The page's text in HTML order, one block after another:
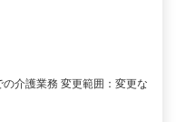
介護業務 変更範囲：変更な